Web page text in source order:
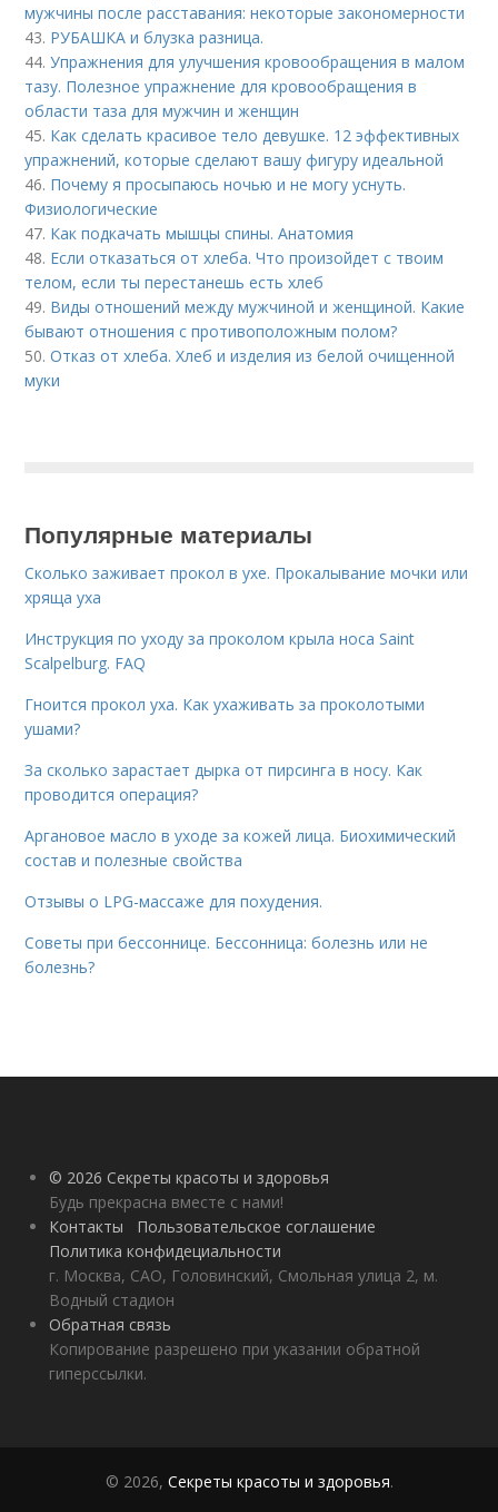
мужчины после расставания: некоторые закономерности
43. РУБАШКА и блузка разница.
44.Упражнения для улучшения кровообращения в малом
тазу. Полезное упражнение для кровообращения в
области таза для мужчин и женщин
45. Как сделать красивое тело девушке. 12 эффективных
упражнений, которые сделают вашу фигуру идеальной
46. Почему я просыпаюсь ночью и не могу уснуть.
Физиологические
47. Как подкачать мышцы спины. Анатомия
48. Если отказаться от хлеба. Что произойдет с твоим
телом, если ты перестанешь есть хлеб
49. Виды отношений между мужчиной и женщиной. Какие
бывают отношения с противоположным полом?
50.Отказ от хлеба. Хлеб и изделия из белой очищенной
муки
Популярные материалы
Сколько заживает прокол в ухе. Прокалывание мочки или
хряща уха
Инструкция по уходу за проколом крыла носа Saint
Scalpelburg. FAQ
Гноится прокол уха. Как ухаживать за проколотыми
ушами?
За сколько зарастает дырка от пирсинга в носу. Как
проводится операция?
Аргановое масло в уходе за кожей лица. Биохимический
состав и полезные свойства
Отзывы о LPG-массаже для похудения.
Советы при бессоннице. Бессонница: болезнь или не
болезнь?
© 2026 Секреты красоты и здоровья
Будь прекрасна вместе с нами!
Контакты
Пользовательское соглашение
Политика конфидециальности
г. Москва, САО, Головинский, Смольная улица 2, м.
Водный стадион
Обратная связь
Копирование разрешено при указании обратной
гиперссылки.
© 2026, Секреты красоты и здоровья.